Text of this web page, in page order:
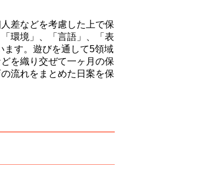
差などを考慮した上で保
環境」、「言語」、「表
ます。遊びを通して5領域
を織り交ぜて一ヶ月の保
流れをまとめた日案を保